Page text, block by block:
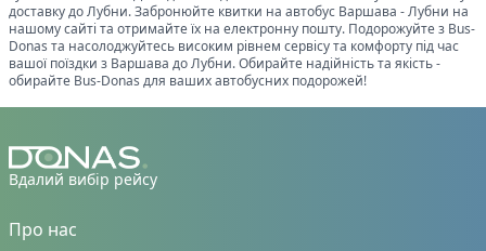
доставку доЛубни. Забронюйте квитки на автобус Варшава -Лубни на
нашому сайті та отримайте їх на електронну пошту. Подорожуйте з Bus-
Donas та насолоджуйтесь високим рівнем сервісу та комфорту під час
вашої поїздки з Варшава доЛубни. Обирайте надійність та якість -
обирайте Bus-Donas для ваших автобусних подорожей!
Вдалий вибір рейсу
Про нас